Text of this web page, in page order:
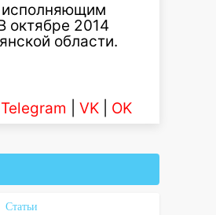
исполняющим
октябре 2014
области.
Telegram VK OK
Статьи